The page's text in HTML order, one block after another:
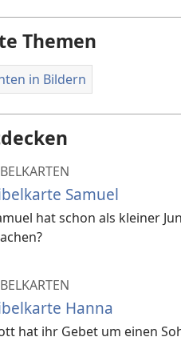
Themen
in Bildern
Samuel
hat schon als kleiner
Hanna
hat ihr Gebet um einen